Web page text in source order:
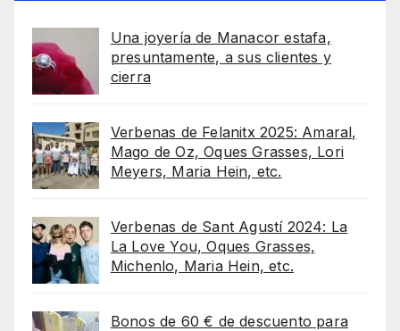
Una joyería de Manacor estafa,
presuntamente, a sus clientes y
cierra
Verbenas de Felanitx 2025: Amaral,
Mago de Oz, Oques Grasses, Lori
Meyers, Maria Hein, etc.
Verbenas de Sant Agustí 2024: La
La Love You, Oques Grasses,
Michenlo, Maria Hein, etc.
Bonos de 60 € de descuento para